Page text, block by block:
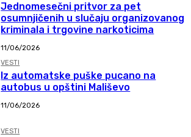
Jednomesečni pritvor za pet
osumnjičenih u slučaju organizovanog
kriminala i trgovine narkoticima
11/06/2026
VESTI
Iz automatske puške pucano na
autobus u opštini Mališevo
11/06/2026
VESTI